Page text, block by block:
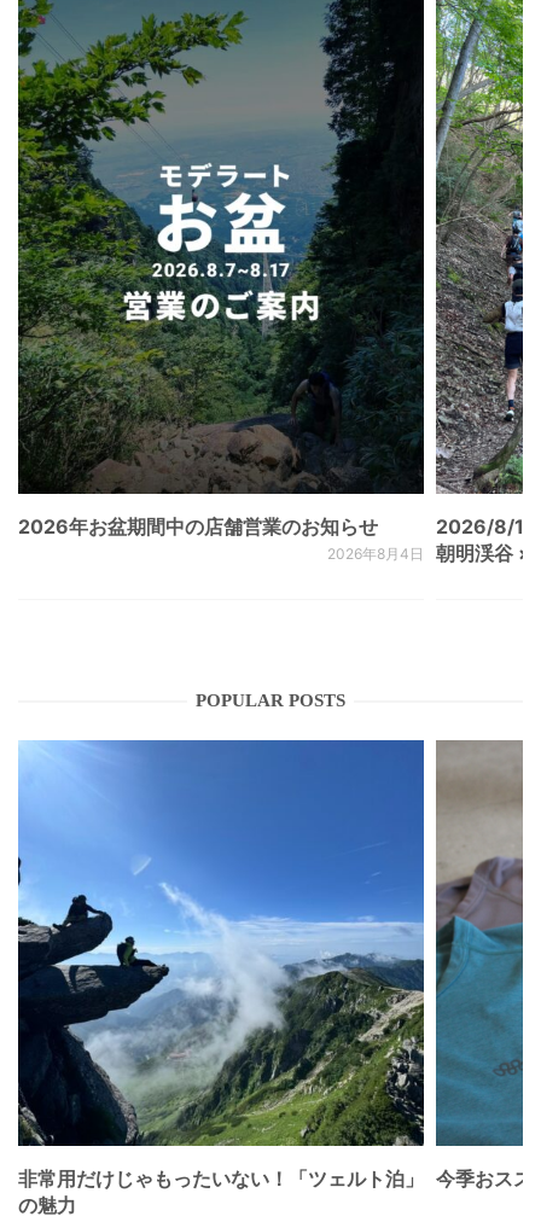
2026年お盆期間中の店舗営業のお知らせ
2026年8月4日
2026/8/
朝明渓谷 ×
POPULAR POSTS
非常用だけじゃもったいない！「ツェルト泊」
の魅力
今季おスス